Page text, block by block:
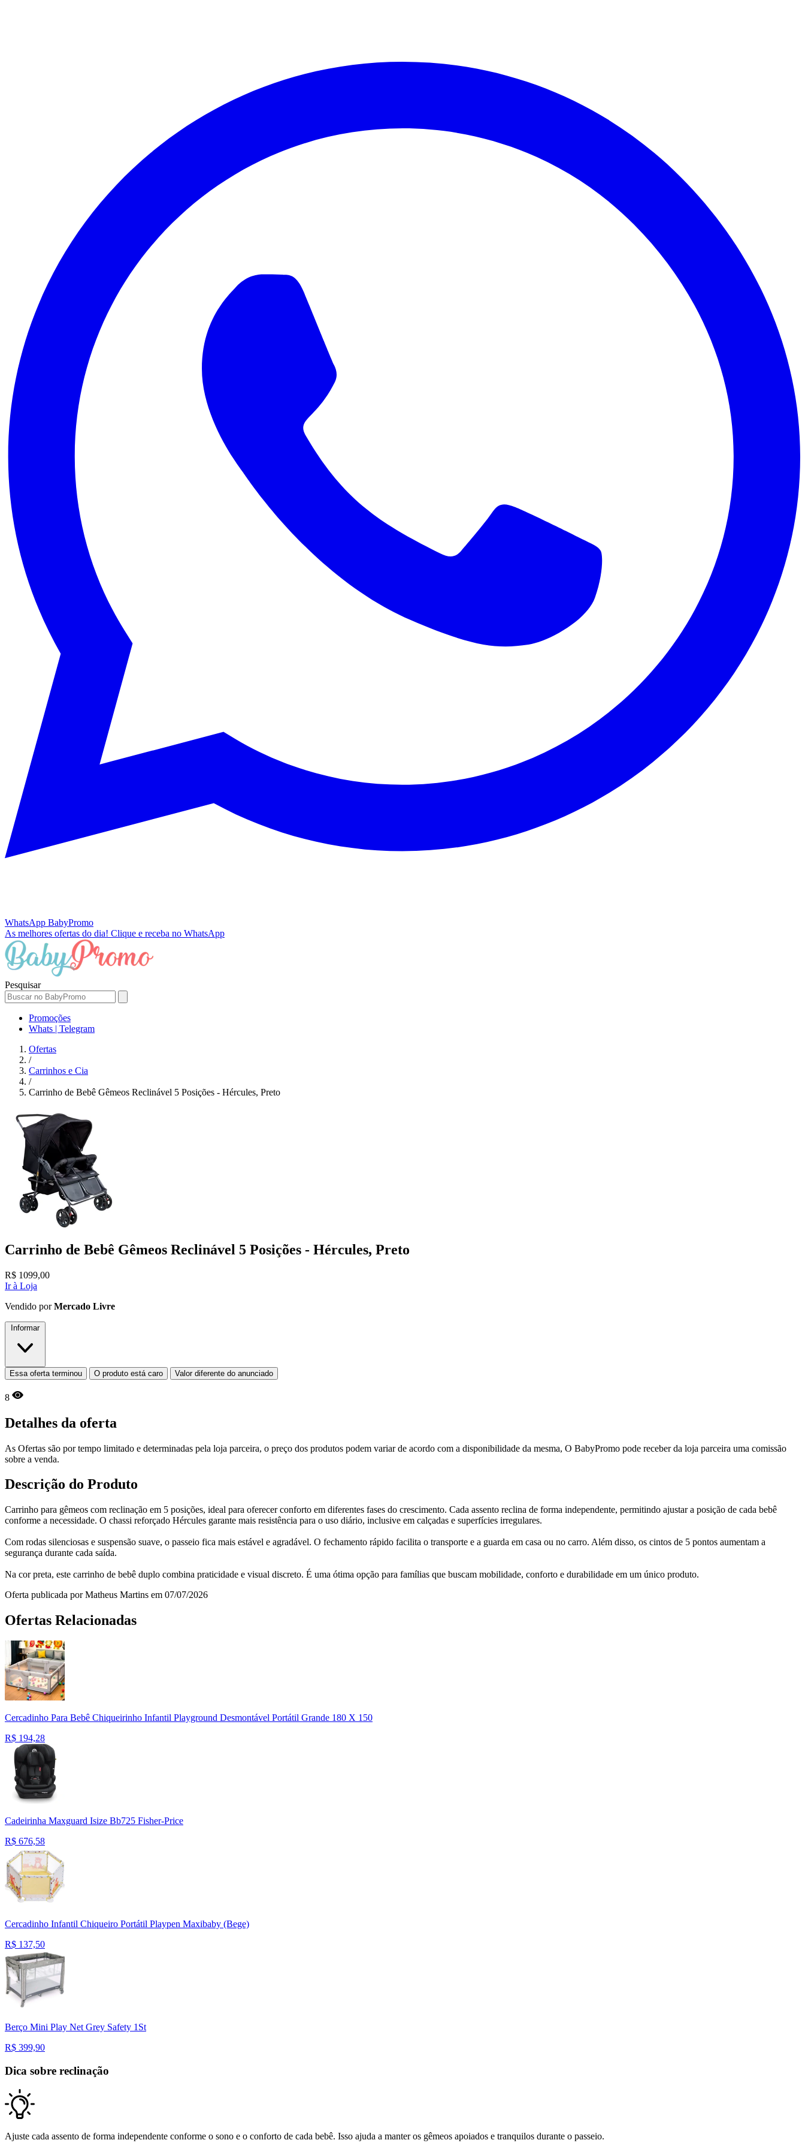
WhatsApp BabyPromo
As melhores ofertas do dia! Clique e receba no WhatsApp
Pesquisar
Promoções
Whats | Telegram
Ofertas
/
Carrinhos e Cia
/
Carrinho de Bebê Gêmeos Reclinável 5 Posições - Hércules, Preto
Carrinho de Bebê Gêmeos Reclinável 5 Posições - Hércules, Preto
R$ 1099,00
Ir à Loja
Vendido porMercado Livre
Informar
Essa oferta terminou O produto está caro Valor diferente do anunciado
8
Detalhes da oferta
As Ofertas são por tempo limitado e determinadas pela loja parceira, o preço dos produtos podem variar de acordo com a disponibilidade da mesma, O BabyPromo pode receber da loja parceira uma comissão
sobre a venda.
Descrição do Produto
Carrinho para gêmeos com reclinação em 5 posições, ideal para oferecer conforto em diferentes fases do crescimento. Cada assento reclina de forma independente, permitindo ajustar a posição de cada bebê
conforme a necessidade. O chassi reforçado Hércules garante mais resistência para o uso diário, inclusive em calçadas e superfícies irregulares.
Com rodas silenciosas e suspensão suave, o passeio fica mais estável e agradável. O fechamento rápido facilita o transporte e a guarda em casa ou no carro. Além disso, os cintos de 5 pontos aumentam a
segurança durante cada saída.
Na cor preta, este carrinho de bebê duplo combina praticidade e visual discreto. É uma ótima opção para famílias que buscam mobilidade, conforto e durabilidade em um único produto.
Oferta publicada por Matheus Martins em 07/07/2026
Ofertas Relacionadas
Cercadinho Para Bebê Chiqueirinho Infantil Playground Desmontável Portátil Grande 180 X 150
R$ 194,28
Cadeirinha Maxguard Isize Bb725 Fisher-Price
R$ 676,58
Cercadinho Infantil Chiqueiro Portátil Playpen Maxibaby (Bege)
R$ 137,50
Berço Mini Play Net Grey Safety 1St
R$ 399,90
Dica sobre reclinação
Ajuste cada assento de forma independente conforme o sono e o conforto de cada bebê. Isso ajuda a manter os gêmeos apoiados e tranquilos durante o passeio.